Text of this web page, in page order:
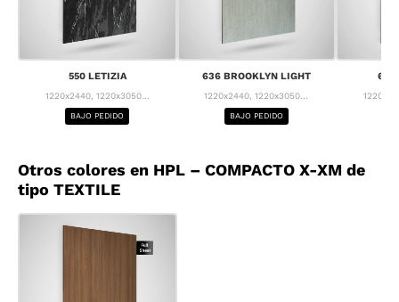
550 LETIZIA
1220x2440, 1220x3050...
BAJO PEDIDO
636 BROOKLYN LIGHT
1220x2440, 1220x3050...
BAJO PEDIDO
637
Otros colores en HPL – COMPACTO X-XM de
tipo TEXTILE